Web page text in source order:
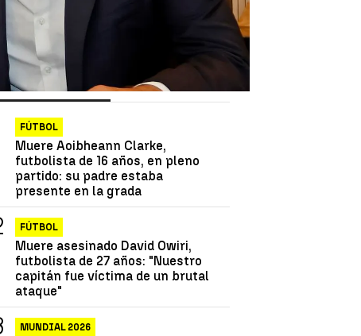
Las más vistas Lo último
FÚTBOL
Muere Aoibheann Clarke,
futbolista de 16 años, en pleno
partido: su padre estaba
presente en la grada
FÚTBOL
Muere asesinado David Owiri,
futbolista de 27 años: "Nuestro
capitán fue víctima de un brutal
ataque"
MUNDIAL 2026